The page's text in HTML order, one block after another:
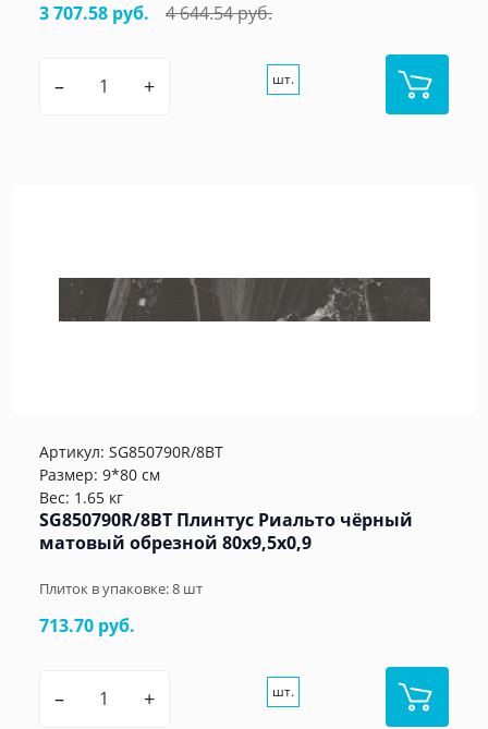
3 707.58 руб. 4 644.54 руб.
– + шт.
Артикул: SG850790R/8BT
Размер: 9*80 см
Вес: 1.65 кг
SG850790R/8BT Плинтус Риальто чёрный
матовый обрезной 80x9,5x0,9
Плиток в упаковке:8 шт
713.70 руб.
– + шт.